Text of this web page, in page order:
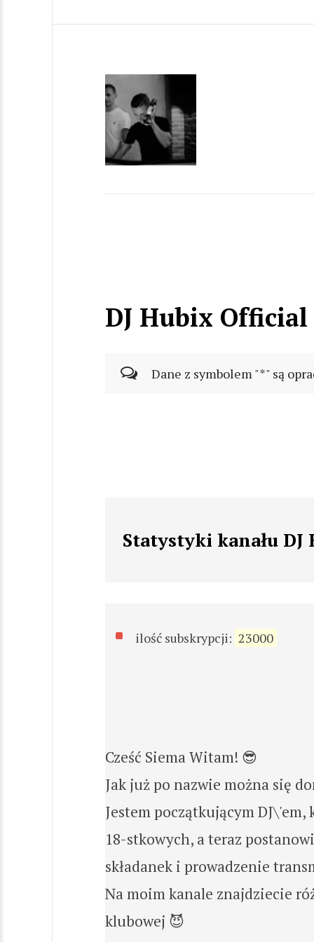
DJ Hubix Official
Dane z symbolem "*" są
Statystyki kanału
ilość subskrypcji: 23000
Cześć Siema Witam! 😎
Jak już po nazwie można się
Jestem początkującym
18-stkowych, a teraz
składanek i prowadzenie
Na moim kanale znajdziecie
klubowej 😈